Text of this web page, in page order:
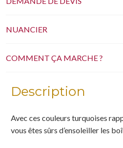
NUANCIER
COMMENT ÇA MARCHE ?
Description
Avec ces couleurs turquoises
vous êtes sûrs d’ensoleiller les